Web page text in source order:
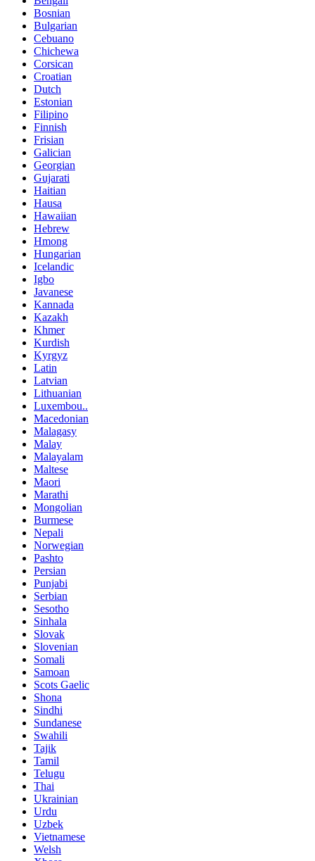
Bosnian
Bulgarian
Cebuano
Chichewa
Corsican
Croatian
Dutch
Estonian
Filipino
Finnish
Frisian
Galician
Georgian
Gujarati
Haitian
Hausa
Hawaiian
Hebrew
Hmong
Hungarian
Icelandic
Igbo
Javanese
Kannada
Kazakh
Khmer
Kurdish
Kyrgyz
Latin
Latvian
Lithuanian
Luxembou..
Macedonian
Malagasy
Malay
Malayalam
Maltese
Maori
Marathi
Mongolian
Burmese
Nepali
Norwegian
Pashto
Persian
Punjabi
Serbian
Sesotho
Sinhala
Slovak
Slovenian
Somali
Samoan
Scots Gaelic
Shona
Sindhi
Sundanese
Swahili
Tajik
Tamil
Telugu
Thai
Ukrainian
Urdu
Uzbek
Vietnamese
Welsh